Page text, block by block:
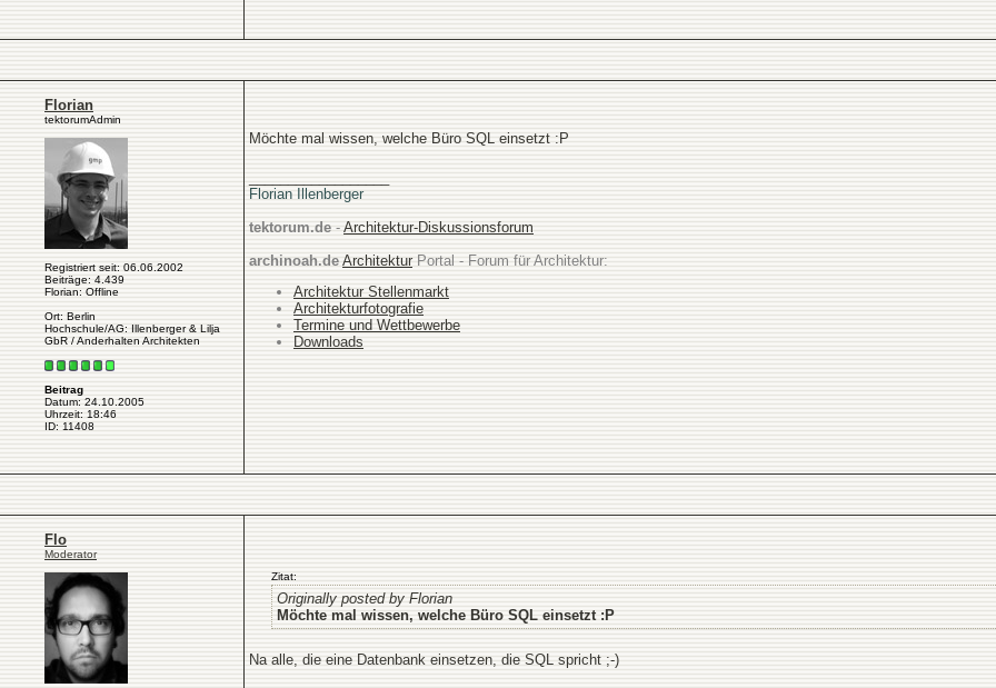
Florian
tektorumAdmin
Registriert seit: 06.06.2002
Beiträge: 4.439
Florian: Offline
Ort: Berlin
Hochschule/AG: Illenberger & Lilja
GbR / Anderhalten Architekten
Beitrag
Datum: 24.10.2005
Uhrzeit: 18:46
ID: 11408
Möchte mal wissen, welche Büro SQL einsetzt :P
Florian Illenberger
tektorum.de - Architektur-Diskussionsforum
archinoah.de ArchitekturPortal - Forum für Architektur:
Architektur Stellenmarkt
Architekturfotografie
Termine und Wettbewerbe
Downloads
Flo
Moderator
Zitat:
Originally posted by Florian
Möchte mal wissen, welche Büro SQL einsetzt :P
Na alle, die eine Datenbank einsetzen, die SQL spricht ;-)